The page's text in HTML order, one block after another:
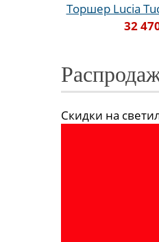
Торшер Lucia
32
Скидки на